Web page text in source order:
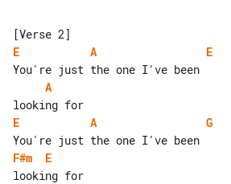
E
A
E
A
E
A
G
F#m
E